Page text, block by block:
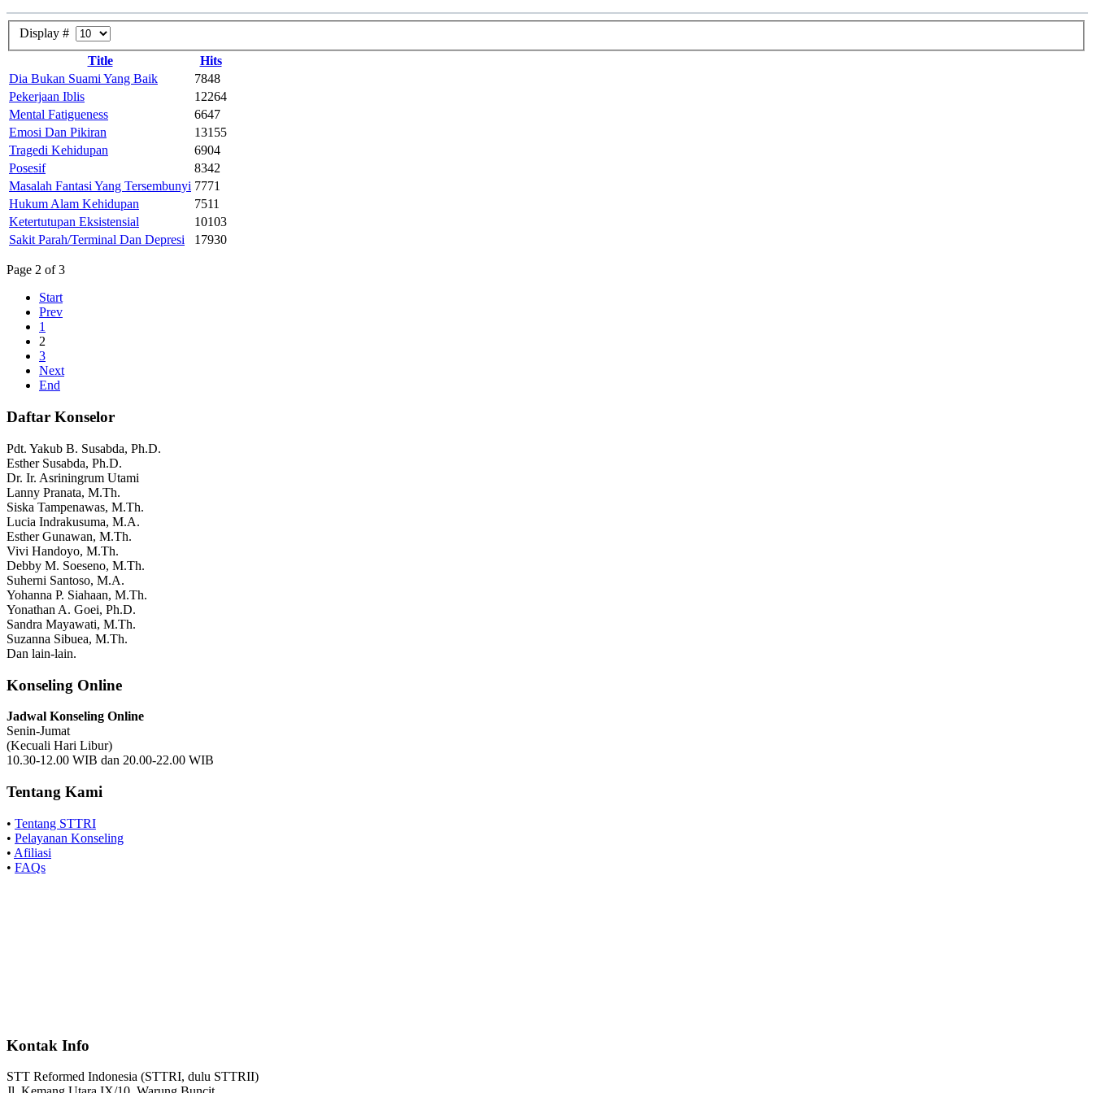
Display #
Title
Hits
Dia Bukan Suami Yang Baik
7848
Pekerjaan Iblis
12264
Mental Fatigueness
6647
Emosi Dan Pikiran
13155
Tragedi Kehidupan
6904
Posesif
8342
Masalah Fantasi Yang Tersembunyi 7771
Hukum Alam Kehidupan
7511
Ketertutupan Eksistensial
10103
Sakit Parah/Terminal Dan Depresi
17930
Page 2 of 3
Start
Prev
1
2
3
Next
End
Daftar Konselor
Pdt. Yakub B. Susabda, Ph.D.
Esther Susabda, Ph.D.
Dr. Ir. Asriningrum Utami
Lanny Pranata, M.Th.
Siska Tampenawas, M.Th.
Lucia Indrakusuma, M.A.
Esther Gunawan, M.Th.
Vivi Handoyo, M.Th.
Debby M. Soeseno, M.Th.
Suherni Santoso, M.A.
Yohanna P. Siahaan, M.Th.
Yonathan A. Goei, Ph.D.
Sandra Mayawati, M.Th.
Suzanna Sibuea, M.Th.
Dan lain-lain.
Konseling Online
Jadwal Konseling Online
Senin-Jumat
(Kecuali Hari Libur)
10.30-12.00 WIB dan 20.00-22.00 WIB
Tentang Kami
• Tentang STTRI
• Pelayanan Konseling
• Afiliasi
• FAQs
Kontak Info
STT Reformed Indonesia (STTRI, dulu STTRII)